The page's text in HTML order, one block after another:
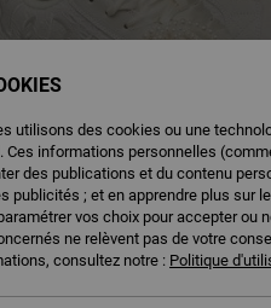
utilisons des cookies ou une
Ces informations personnelles
des publications et du contenu
publicités ; et en apprendre plus sur
vos choix pour accepter
ne relèvent pas de votre
consultez notre : Politique